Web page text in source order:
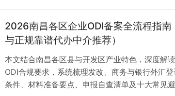
2026南昌各区企业ODI备案全流程指
与正规靠谱代办中介推荐）
本文结合南昌各区县与开发区产业特色，深度解
ODI合规要求，系统梳理发改、商务与银行外汇
条件、材料准备要点、申报自查清单及十大常见避